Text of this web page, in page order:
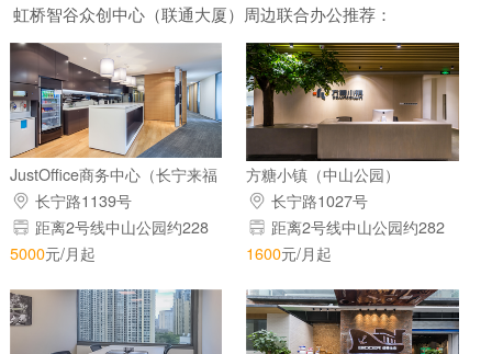
虹桥智谷众创中心（联通大厦）周边联合办公推荐：
JustOffice商务中心（长宁来福
士广场）
长宁路1139号
距离2号线中山公园约228
米
5000元/月起
方糖小镇（中山公园）
长宁路1027号
距离2号线中山公园约282
米
1600元/月起